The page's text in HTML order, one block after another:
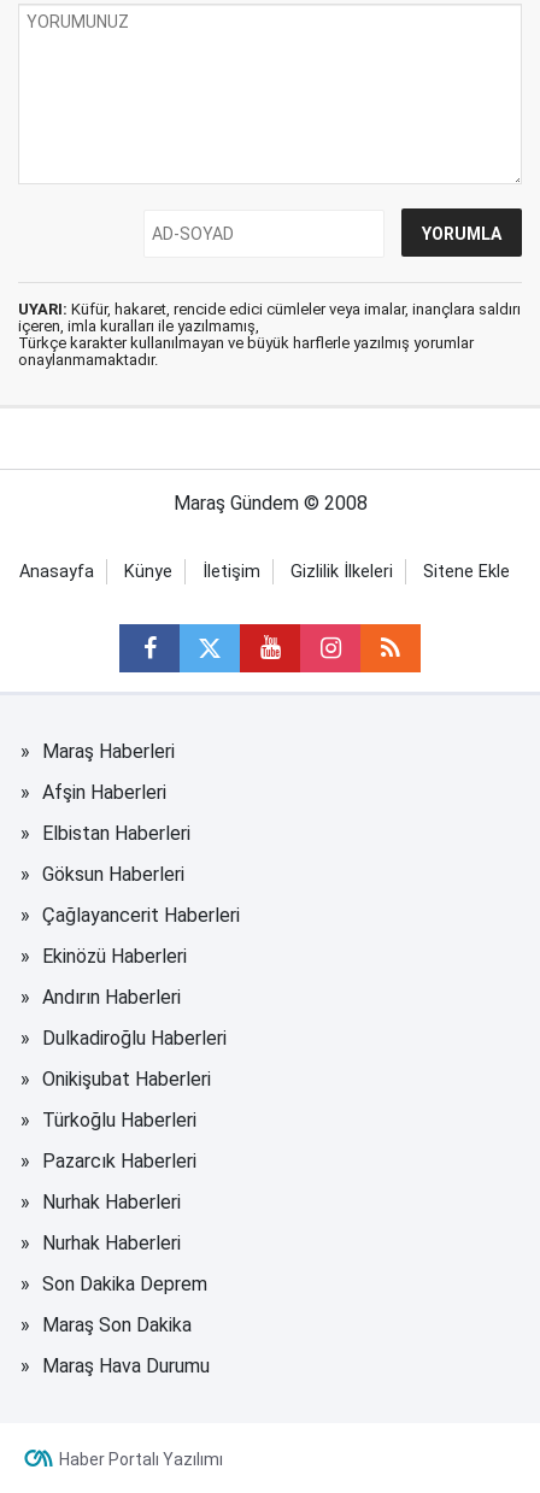
UYARI: Küfür, hakaret, rencide edici cümleler veya imalar, inançlara saldırı
içeren, imla kuralları ile yazılmamış,
Türkçe karakter kullanılmayan ve büyük harflerle yazılmış yorumlar
onaylanmamaktadır.
Maraş Gündem © 2008
Anasayfa Künye İletişim Gizlilik İlkeleri Sitene Ekle
Maraş Haberleri
Afşin Haberleri
Elbistan Haberleri
Göksun Haberleri
Çağlayancerit Haberleri
Ekinözü Haberleri
Andırın Haberleri
Dulkadiroğlu Haberleri
Onikişubat Haberleri
Türkoğlu Haberleri
Pazarcık Haberleri
Nurhak Haberleri
Nurhak Haberleri
Son Dakika Deprem
Maraş Son Dakika
Maraş Hava Durumu
Haber Portalı Yazılımı